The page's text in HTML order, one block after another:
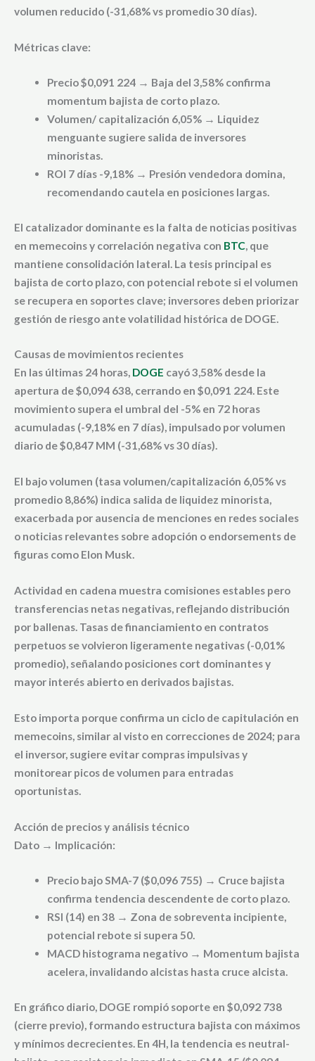
volumen reducido (-31,68% vs promedio 30 días).
Métricas clave:
Precio $0,091 224 → Baja del 3,58% confirma
momentum bajista de corto plazo.
Volumen/ capitalización 6,05% → Liquidez
menguante sugiere salida de inversores
minoristas.
ROI 7 días -9,18% → Presión vendedora domina,
recomendando cautela en posiciones largas.
El catalizador dominante es la falta de noticias positivas
en memecoins y correlación negativa con BTC, que
mantiene consolidación lateral. La tesis principal es
bajista de corto plazo, con potencial rebote si el volumen
se recupera en soportes clave; inversores deben priorizar
gestión de riesgo ante volatilidad histórica de DOGE.
Causas de movimientos recientes
En las últimas 24 horas, DOGE cayó 3,58% desde la
apertura de $0,094 638, cerrando en $0,091 224. Este
movimiento supera el umbral del -5% en 72 horas
acumuladas (-9,18% en 7 días), impulsado por volumen
diario de $0,847 MM (-31,68% vs 30 días).
El bajo volumen (tasa volumen/capitalización 6,05% vs
promedio 8,86%) indica salida de liquidez minorista,
exacerbada por ausencia de menciones en redes sociales
o noticias relevantes sobre adopción o endorsements de
figuras como Elon Musk.
Actividad en cadena muestra comisiones estables pero
transferencias netas negativas, reflejando distribución
por ballenas. Tasas de financiamiento en contratos
perpetuos se volvieron ligeramente negativas (-0,01%
promedio), señalando posiciones cort dominantes y
mayor interés abierto en derivados bajistas.
Esto importa porque confirma un ciclo de capitulación en
memecoins, similar al visto en correcciones de 2024; para
el inversor, sugiere evitar compras impulsivas y
monitorear picos de volumen para entradas
oportunistas.
Acción de precios y análisis técnico
Dato → Implicación:
Precio bajo SMA-7 ($0,096 755) → Cruce bajista
confirma tendencia descendente de corto plazo.
RSI (14) en 38 → Zona de sobreventa incipiente,
potencial rebote si supera 50.
MACD histograma negativo → Momentum bajista
acelera, invalidando alcistas hasta cruce alcista.
En gráfico diario, DOGE rompió soporte en $0,092 738
(cierre previo), formando estructura bajista con máximos
y mínimos decrecientes. En 4H, la tendencia es neutral-